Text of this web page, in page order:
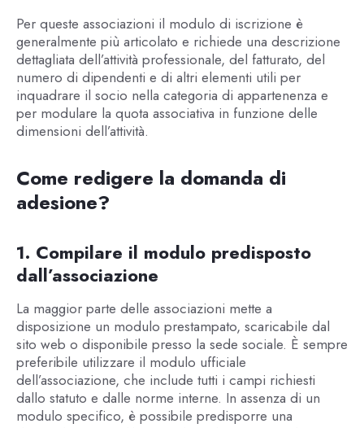
Per queste associazioni il modulo di iscrizione è
generalmente più articolato e richiede una descrizione
dettagliata dell’attività professionale, del fatturato, del
numero di dipendenti e di altri elementi utili per
inquadrare il socio nella categoria di appartenenza e
per modulare la quota associativa in funzione delle
dimensioni dell’attività.
Come redigere la domanda di
adesione?
1. Compilare il modulo predisposto
dall’associazione
La maggior parte delle associazioni mette a
disposizione un modulo prestampato, scaricabile dal
sito web o disponibile presso la sede sociale. È sempre
preferibile utilizzare il modulo ufficiale
dell’associazione, che include tutti i campi richiesti
dallo statuto e dalle norme interne. In assenza di un
modulo specifico, è possibile predisporre una